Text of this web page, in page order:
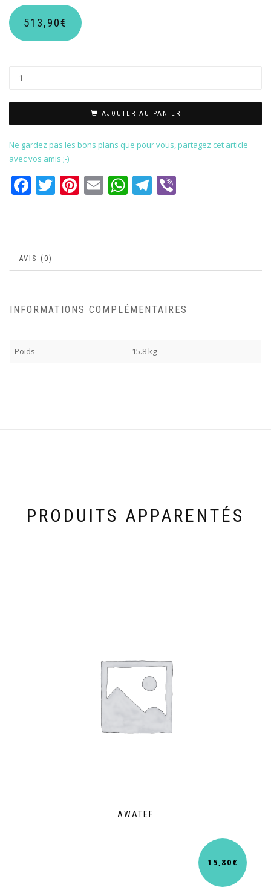
513,90€
AJOUTER AU PANIER
Ne gardez pas les bons plans que pour vous, partagez cet article
avec vos amis ;-)
Facebook
Twitter
Pinterest
EmailWhatsApp
Telegram
AVIS (0)
INFORMATIONS COMPLÉMENTAIRES
Poids 15.8 kg
PRODUITS APPARENTÉS
AWATEF
15,80€